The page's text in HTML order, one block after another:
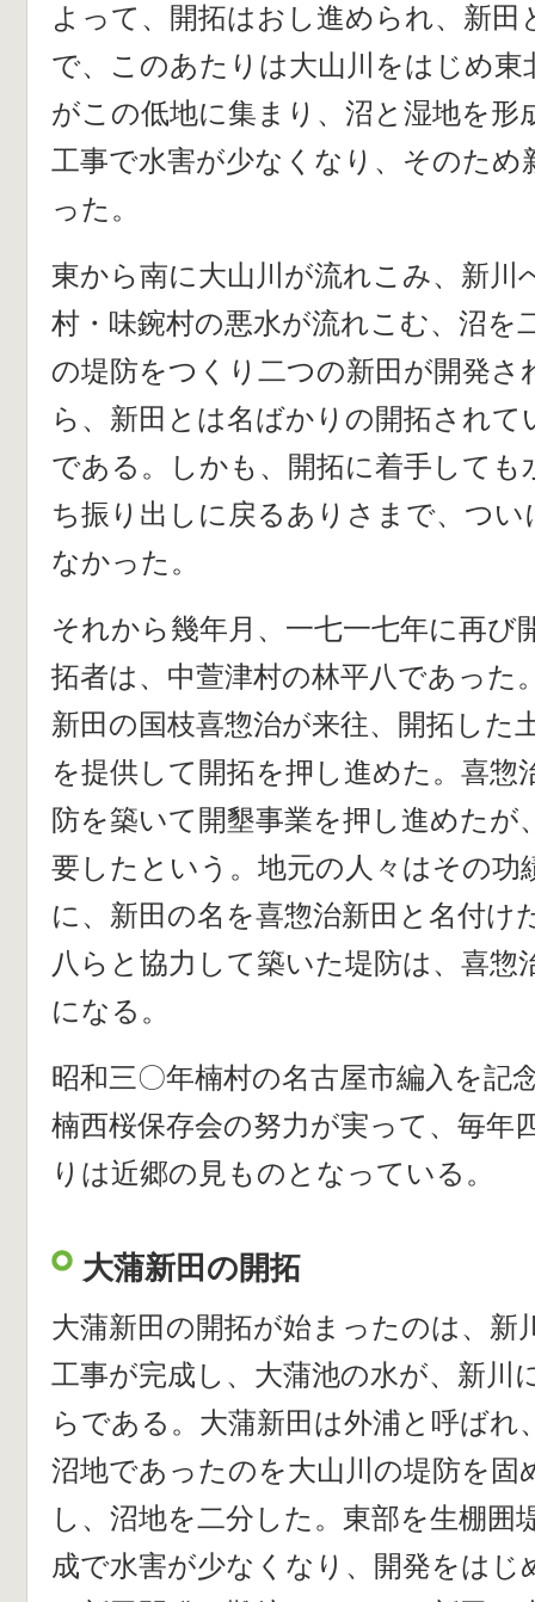
よって、開拓はおし進められ、新田
で、このあたりは大山川をはじめ東
がこの低地に集まり、沼と湿地を形
工事で水害が少なくなり、そのため
った。
東から南に大山川が流れこみ、新川
村・味鋺村の悪水が流れこむ、沼を
の堤防をつくり二つの新田が開発さ
ら、新田とは名ばかりの開拓されて
である。しかも、開拓に着手して
ち振り出しに戻るありさまで、つ
なかった。
それから幾年月、一七一七年に再び
拓者は、中萱津村の林平八であった
新田の国枝喜惣治が来往、開拓した
を提供して開拓を押し進めた。喜惣
防を築いて開墾事業を押し進めたが
要したという。地元の人々はその功
に、新田の名を喜惣治新田と名付け
八らと協力して築いた堤防は、喜惣
になる。
昭和三〇年楠村の名古屋市編入を記
楠西桜保存会の努力が実って、毎年
りは近郷の見ものとなっている。
大蒲新田の開拓
大蒲新田の開拓が始まったのは、新
工事が完成し、大蒲池の水が、新川
らである。大蒲新田は外浦と呼ばれ
沼地であったのを大山川の堤防を固
し、沼地を二分した。東部を生棚囲
成で水害が少なくなり、開発をはじ